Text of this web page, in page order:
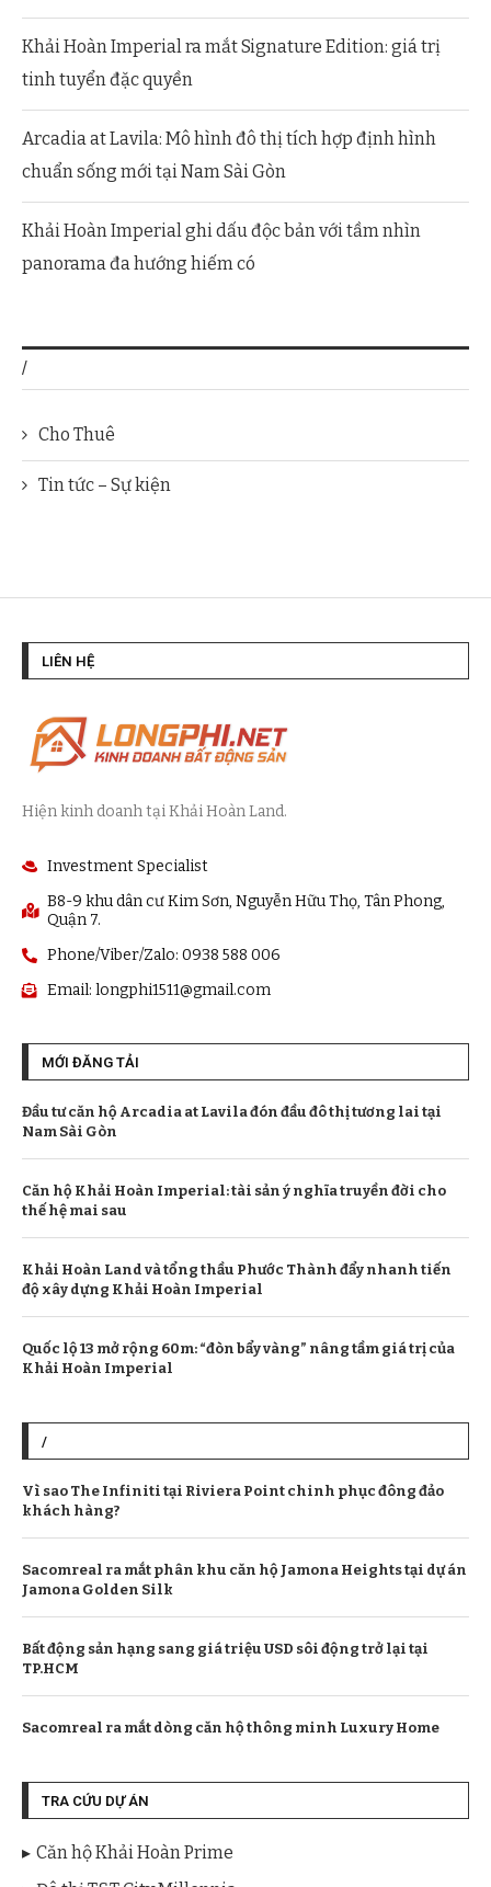
Khải Hoàn Imperial ra mắt Signature Edition: giá trị
tinh tuyển đặc quyền
Arcadia at Lavila: Mô hình đô thị tích hợp định hình
chuẩn sống mới tại Nam Sài Gòn
Khải Hoàn Imperial ghi dấu độc bản với tầm nhìn
panorama đa hướng hiếm có
/
Cho Thuê
Tin tức – Sự kiện
LIÊN HỆ
Hiện kinh doanh tại Khải Hoàn Land.
Investment Specialist
B8-9 khu dân cư Kim Sơn, Nguyễn Hữu Thọ, Tân Phong,
Quận 7.
Phone/Viber/Zalo: 0938 588 006
Email: longphi1511@gmail.com
MỚI ĐĂNG TẢI
Đầu tư căn hộ Arcadia at Lavila đón đầu đô thị tương lai tại
Nam Sài Gòn
Căn hộ Khải Hoàn Imperial: tài sản ý nghĩa truyền đời cho
thế hệ mai sau
Khải Hoàn Land và tổng thầu Phước Thành đẩy nhanh tiến
độ xây dựng Khải Hoàn Imperial
Quốc lộ 13 mở rộng 60m: “đòn bẩy vàng” nâng tầm giá trị của
Khải Hoàn Imperial
/
Vì sao The Infiniti tại Riviera Point chinh phục đông đảo
khách hàng?
Sacomreal ra mắt phân khu căn hộ Jamona Heights tại dự án
Jamona Golden Silk
Bất động sản hạng sang giá triệu USD sôi động trở lại tại
TP.HCM
Sacomreal ra mắt dòng căn hộ thông minh Luxury Home
TRA CỨU DỰ ÁN
Căn hộ Khải Hoàn Prime